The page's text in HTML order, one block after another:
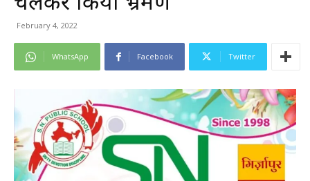
February 4, 2022
WhatsApp Facebook Twitter